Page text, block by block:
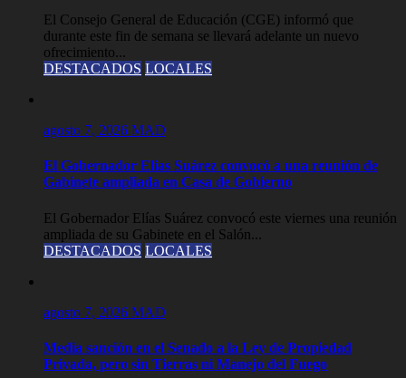
El Consejo General de Educación (CGE) informó que
durante este fin de semana se llevará adelante un nuevo
ofrecimiento...
DESTACADOS LOCALES
agosto 7, 2026 MAD
El Gobernador Elias Suárez convocó a una reunión de
Gabinete ampliada en Casa de Gobierno
El Gobernador Elías Suárez convocó este viernes una reunión
ampliada de su Gabinete en el Salón...
DESTACADOS LOCALES
agosto 7, 2026 MAD
Media sanción en el Senado a la Ley de Propiedad
Privada, pero sin Tierras ni Manejo del Fuego